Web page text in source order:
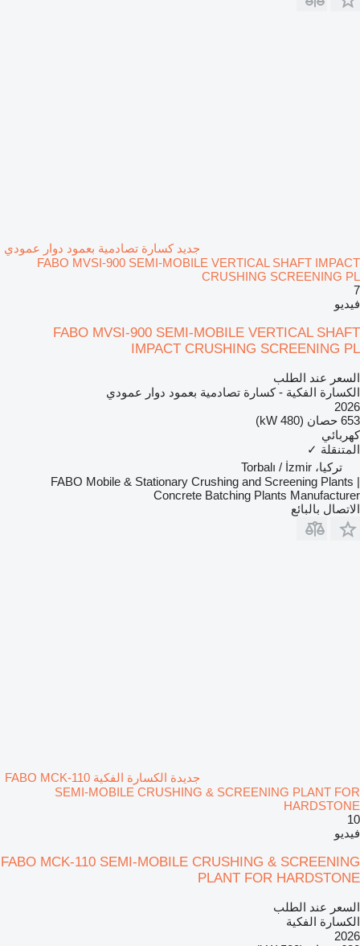
جديد كسارة تصادمية بعمود دوار عمودي
FABO MVSI-900 SEMI-MOBILE VERTICAL SHAFT IMPACT
CRUSHING SCREENING PL
7
فيديو
FABO MVSI-900 SEMI-MOBILE VERTICAL SHAFT
IMPACT CRUSHING SCREENING PL
السعر عند الطلب
الكسارة الفكية - كسارة تصادمية بعمود دوار عمودي
2026
653 حصان (480 kW)
كهربائي
المتنقلة ✓
تركيا، Torbalı / İzmir
FABO Mobile & Stationary Crushing and Screening Plants |
Concrete Batching Plants Manufacturer
الاتصال بالبائع
جديدة الكسارة الفكية FABO MCK-110
SEMI-MOBILE CRUSHING & SCREENING PLANT FOR
HARDSTONE
10
فيديو
FABO MCK-110 SEMI-MOBILE CRUSHING & SCREENING
PLANT FOR HARDSTONE
السعر عند الطلب
الكسارة الفكية
2026